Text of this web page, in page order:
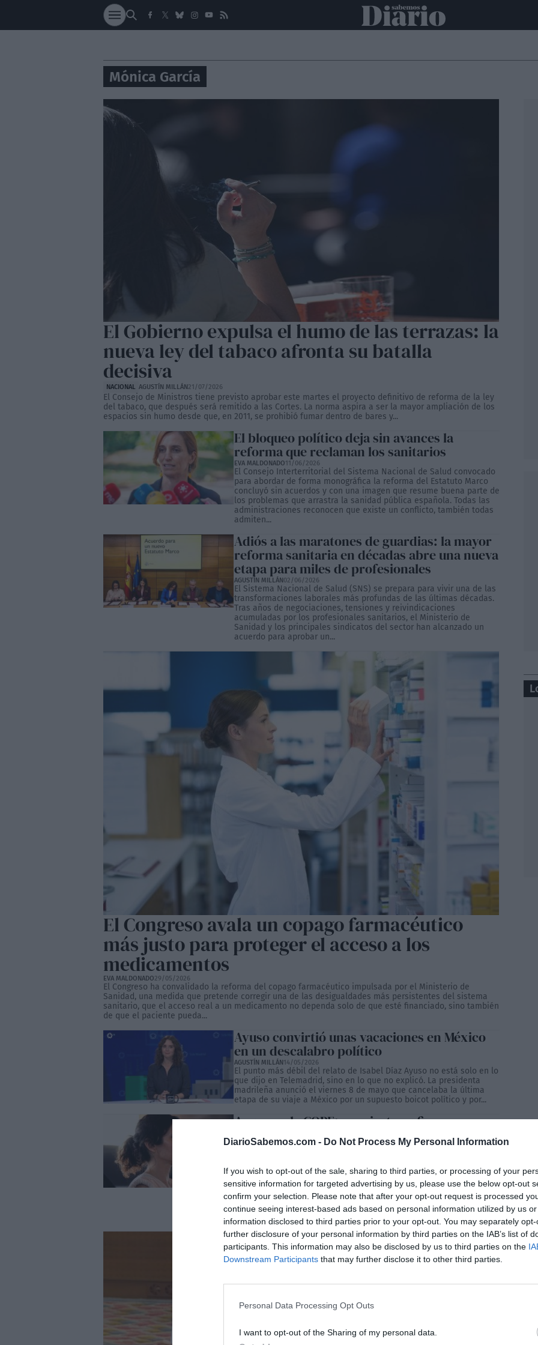
DiarioSabemos.com - Do Not Process My Personal Information
If you wish to opt-out of the sale, sharing to third parties, or processing of your
sensitive information for targeted advertising by us, please use the below opt-out
confirm your selection. Please note that after your opt-out request is processed
continue seeing interest-based ads based on personal information utilized by us
information disclosed to third parties prior to your opt-out. You may separately
further disclosure of your personal information by third parties on the IAB’s list of
participants. This information may also be disclosed by us to third parties on the
Downstream Participants that may further disclose it to other third parties.
Personal Data Processing Opt Outs
I want to opt-out of the Sharing of my personal data.
SOCIEDAD NACIONAL INTERNACIONAL POLÍTICA OPINIÓN ECONOMÍA
Mónica García
El Gobierno expulsa el humo de las terrazas: la
nueva ley del tabaco afronta su batalla
decisiva
NACIONAL AGUSTÍN MILLÁN21/07/2026
El Consejo de Ministros tiene previsto aprobar este martes el proyecto definitivo de reforma de la ley
del tabaco, que después será remitido a las Cortes. La norma aspira a ser la mayor ampliación de los
espacios sin humo desde que, en 2011, se prohibió fumar dentro de bares y...
El bloqueo político deja sin avances la
reforma que reclaman los sanitarios
EVA MALDONADO11/06/2026
El Consejo Interterritorial del Sistema Nacional de Salud convocado
para abordar de forma monográfica la reforma del Estatuto Marco
concluyó sin acuerdos y con una imagen que resume buena parte de
los problemas que arrastra la sanidad pública española. Todas las
administraciones reconocen que existe un conflicto, también todas
admiten...
Adiós a las maratones de guardias: la mayor
reforma sanitaria en décadas abre una nueva
etapa para miles de profesionales
AGUSTÍN MILLÁN02/06/2026
El Sistema Nacional de Salud (SNS) se prepara para vivir una de las
transformaciones laborales más profundas de las últimas décadas.
Tras años de negociaciones, tensiones y reivindicaciones
acumuladas por los profesionales sanitarios, el Ministerio de
Sanidad y los principales sindicatos del sector han alcanzado un
acuerdo para aprobar un...
El Congreso avala un copago farmacéutico
más justo para proteger el acceso a los
medicamentos
EVA MALDONADO29/05/2026
El Congreso ha convalidado la reforma del copago farmacéutico impulsada por el Ministerio de
Sanidad, una medida que pretende corregir una de las desigualdades más persistentes del sistema
sanitario, que el acceso real a un medicamento no dependa solo de que esté financiado, sino también
de que el paciente pueda...
Ayuso convirtió unas vacaciones en México
en un descalabro político
AGUSTÍN MILLÁN14/05/2026
El punto más débil del relato de Isabel Díaz Ayuso no está solo en lo
que dijo en Telemadrid, sino en lo que no explicó. La presidenta
madrileña anunció el viernes 8 de mayo que cancelaba la última
etapa de su viaje a México por un supuesto boicot político y por...
Ayuso en la COPE: convierte su fiasco en
México en victimismo y dispara contra
Sánchez y Sheinbaum sin pruebas
La entrevista de Isabel Díaz Ayuso en la cadena COPE tras su
accidentado viaje a México dejó una sucesión de afirmaciones
políticas, acusaciones sin demostrar y comparaciones extremas que
han elevado aún más la tensión diplomática entre España y el
Gobierno mexicano. La presidenta madrileña intentó presentar su
estancia como...